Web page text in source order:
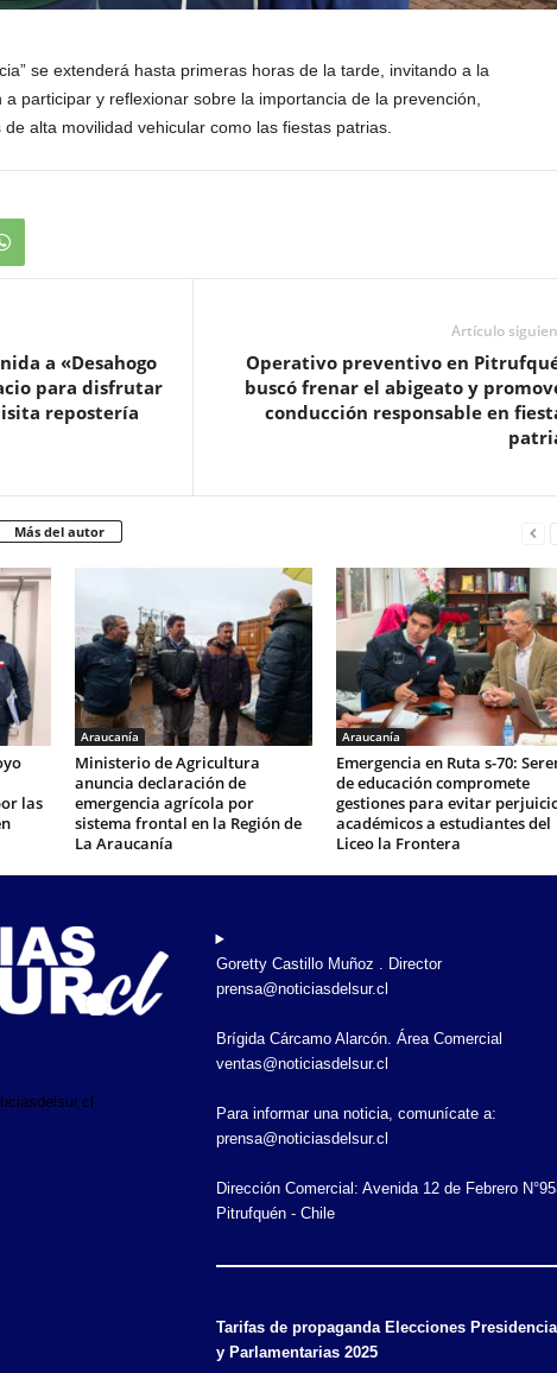
se extenderá hasta primeras horas de la tarde, invitando a la
participar y reflexionar sobre la importancia de la prevención,
alta movilidad vehicular como las fiestas patrias.
a «Desahogo
para disfrutar
repostería
Artículo
Operativo preventivo en
buscó frenar el abigeato y
conducción responsable en
Más del autor
las
Araucanía
Ministerio de Agricultura
anuncia declaración de
emergencia agrícola por
sistema frontal en la Región de
La Araucanía
Araucanía
Emergencia en Ruta s-70:
de educación compromete
gestiones para evitar
académicos a estudiantes del
Liceo la Frontera
Goretty Castillo Muñoz . Director
prensa@noticiasdelsur.cl
Brígida Cárcamo Alarcón. Área Comercial
ventas@noticiasdelsur.cl
Para informar una noticia, comunícate a:
prensa@noticiasdelsur.cl
Dirección Comercial: Avenida 12 de Febrero
Pitrufquén - Chile
Tarifas de propaganda Elecciones
y Parlamentarias 2025